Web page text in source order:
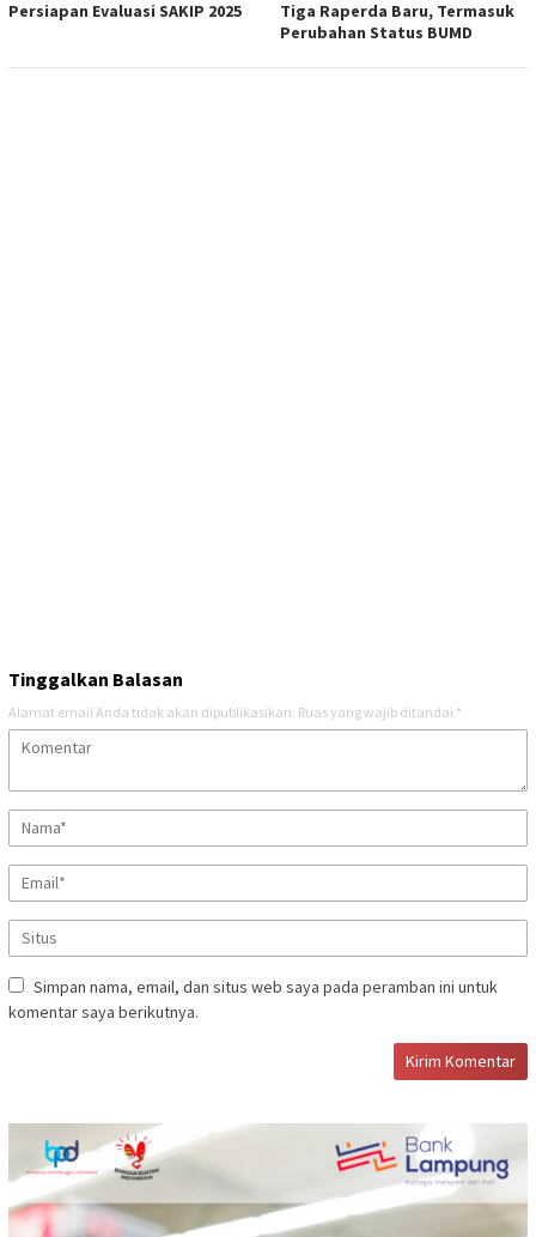
Persiapan Evaluasi SAKIP 2025
Tiga Raperda Baru, Termasuk
Perubahan Status BUMD
Tinggalkan Balasan
Alamat email Anda tidak akan dipublikasikan. Ruas yang wajib ditandai *
Simpan nama, email, dan situs web saya pada peramban ini untuk
komentar saya berikutnya.